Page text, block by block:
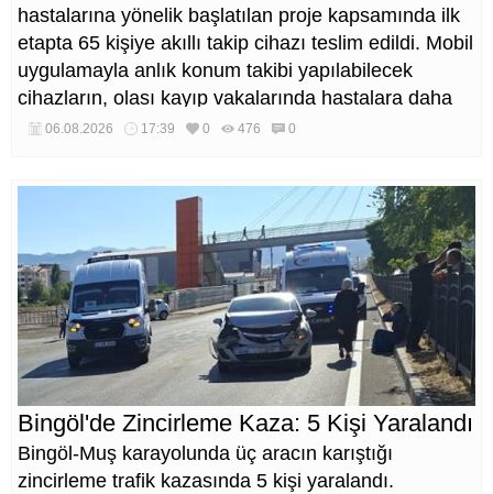
hastalarına yönelik başlatılan proje kapsamında ilk
etapta 65 kişiye akıllı takip cihazı teslim edildi. Mobil
uygulamayla anlık konum takibi yapılabilecek
cihazların, olası kayıp vakalarında hastalara daha
kısa sürede ulaşılmasını sağlaması hedefleniyor.
06.08.2026 17:39 0 476 0
Bingöl'de Zincirleme Kaza: 5 Kişi Yaralandı
Bingöl-Muş karayolunda üç aracın karıştığı
zincirleme trafik kazasında 5 kişi yaralandı.